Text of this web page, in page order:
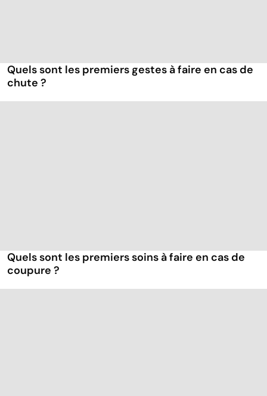
Quels sont les premiers gestes à faire en cas de
chute ?
Quels sont les premiers soins à faire en cas de
coupure ?